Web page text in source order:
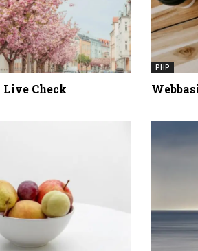
Live Check
PHP